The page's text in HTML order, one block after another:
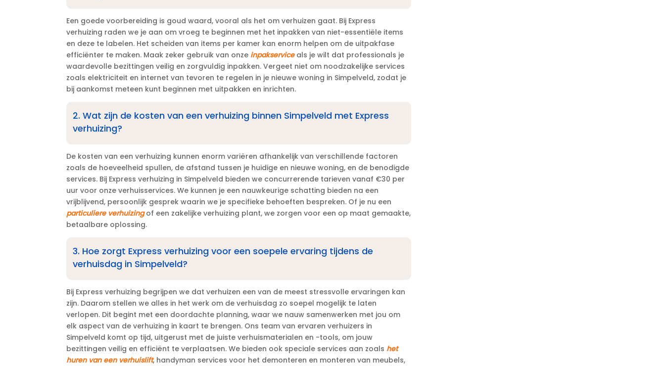
Een goede voorbereiding is goud waard, vooral als het om verhuizen gaat.​ Bij Express
verhuizing raden we je aan om vroeg te beginnen met het inpakken van niet-essentiële items
en deze te labelen.​ Het scheiden van items per kamer kan enorm helpen om de uitpakfase
efficiënter te maken.​ Maak zeker gebruik van onze inpakserviceals je wilt dat professionals je
waardevolle bezittingen veilig en zorgvuldig inpakken.​ Vergeet niet om noodzakelijke services
zoals elektriciteit en internet van tevoren te regelen in je nieuwe woning in Simpelveld, zodat je
bij aankomst meteen kunt beginnen met uitpakken en inrichten.​
2.​ Wat zijn de kosten van een verhuizing binnen Simpelveld met Express
verhuizing?
De kosten van een verhuizing kunnen enorm variëren afhankelijk van verschillende factoren
zoals de hoeveelheid spullen, de afstand tussen je huidige en nieuwe woning, en de benodigde
services.​ Bij Express verhuizing in Simpelveld bieden we concurrerende tarieven vanaf €30 per
uur voor onze verhuisservices.​ We kunnen je een nauwkeurige schatting bieden na een
vrijblijvend, persoonlijk gesprek waarin we je specifieke behoeften bespreken.​ Of je nu een
particuliere verhuizingof een zakelijke verhuizing plant, we zorgen voor een op maat gemaakte,
betaalbare oplossing.​
3.​ Hoe zorgt Express verhuizing voor een soepele ervaring tijdens de
verhuisdag in Simpelveld?
Bij Express verhuizing begrijpen we dat verhuizen een van de meest stressvolle ervaringen kan
zijn.​ Daarom stellen we alles in het werk om de verhuisdag zo soepel mogelijk te laten
verlopen.​ Dit begint met een doordachte planning, waar we nauw samenwerken met jou om
elk aspect van de verhuizing in kaart te brengen.​ Ons team van ervaren verhuizers in
Simpelveld komt op tijd, uitgerust met de juiste verhuismaterialen en -tools, om jouw
bezittingen veilig en efficiënt te verplaatsen.​ We bieden ook speciale services aan zoals het
huren van een verhuislift, handyman services voor het demonteren en monteren van meubels,